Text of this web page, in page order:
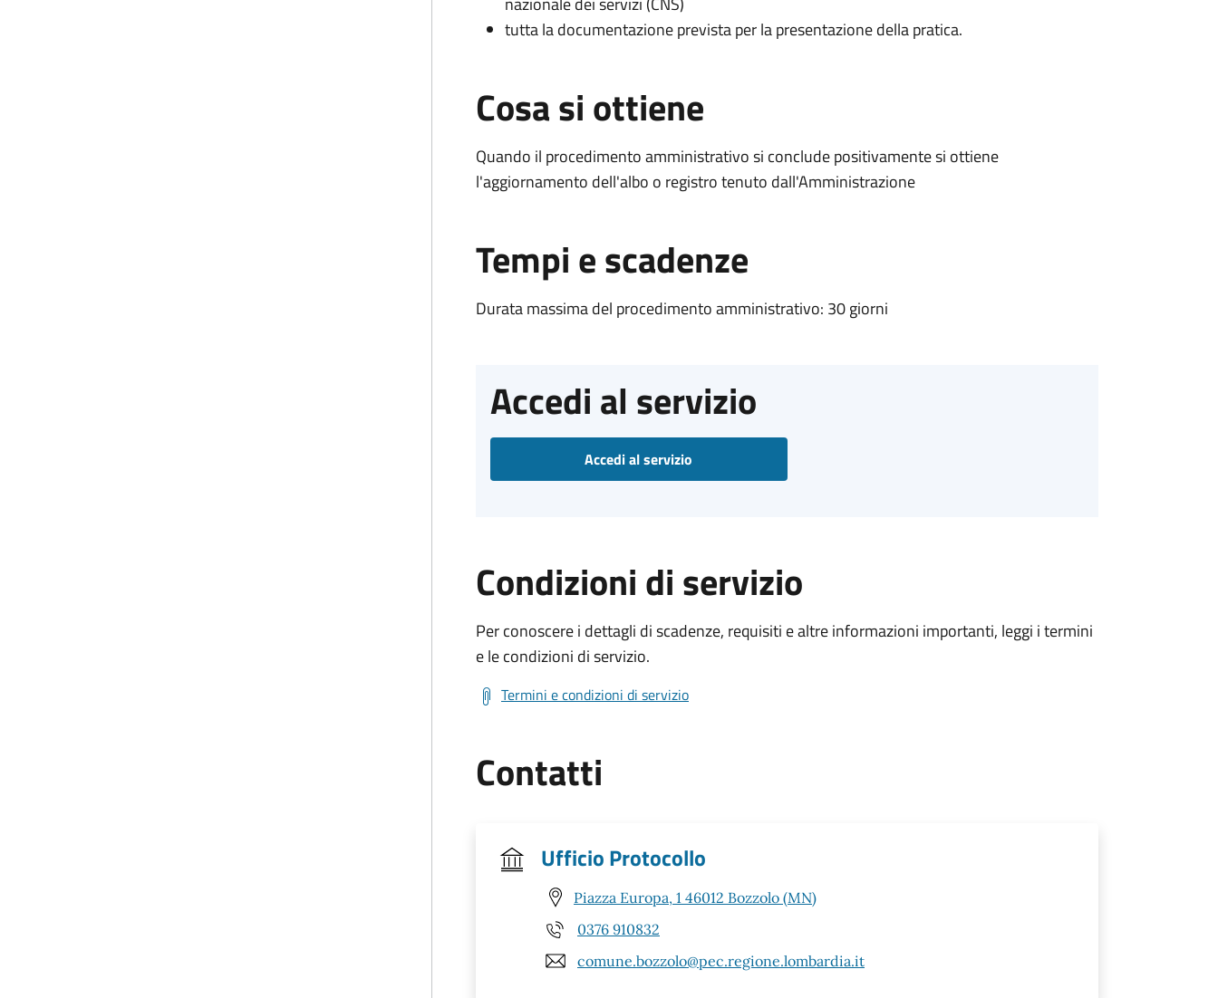
tutta la documentazione prevista per la presentazione della pratica.
Cosa si ottiene
Quando il procedimento amministrativo si conclude positivamente si ottiene
l'aggiornamento dell'albo o registro tenuto dall'Amministrazione
Tempi e scadenze
Durata massima del procedimento amministrativo: 30 giorni
Accedi al servizio
Accedi al servizio
Condizioni di servizio
Per conoscere i dettagli di scadenze, requisiti e altre informazioni importanti, leggi i termini
e le condizioni di servizio.
Termini e condizioni di servizio
Contatti
Ufficio Protocollo
Piazza Europa, 1 46012 Bozzolo (MN)
0376 910832
comune.bozzolo@pec.regione.lombardia.it